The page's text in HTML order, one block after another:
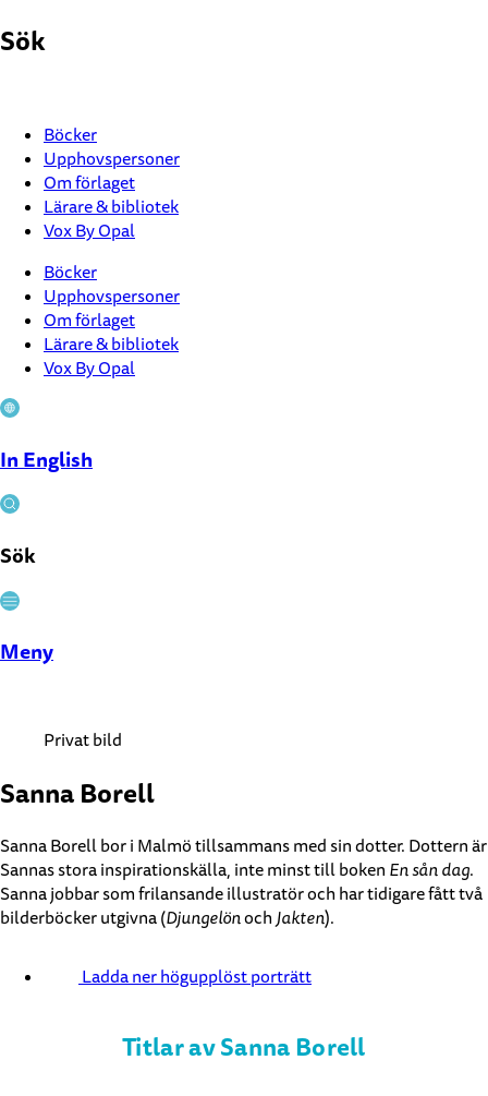
till
Sök
Böcker
Upphovspersoner
Om förlaget
Lärare & bibliotek
Vox By Opal
Böcker
Upphovspersoner
Om förlaget
Lärare & bibliotek
Vox By Opal
In English
Sök
Stäng
Meny
Privat bild
Sanna Borell
Sanna Borell bor i Malmö tillsammans med sin dotter. Dottern är
Sannas stora inspirationskälla, inte minst till boken En sån dag.
Sanna jobbar som frilansande illustratör och har tidigare fått två
bilderböcker utgivna (Djungelönoch Jakten).
Ladda ner högupplöst porträtt
Titlar av Sanna Borell